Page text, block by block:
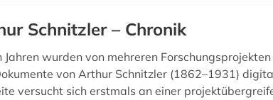
Schnitzler – Chronik
Jahren wurden von mehreren
von Arthur Schnitzler (1862–1931)
versucht sich erstmals an einer